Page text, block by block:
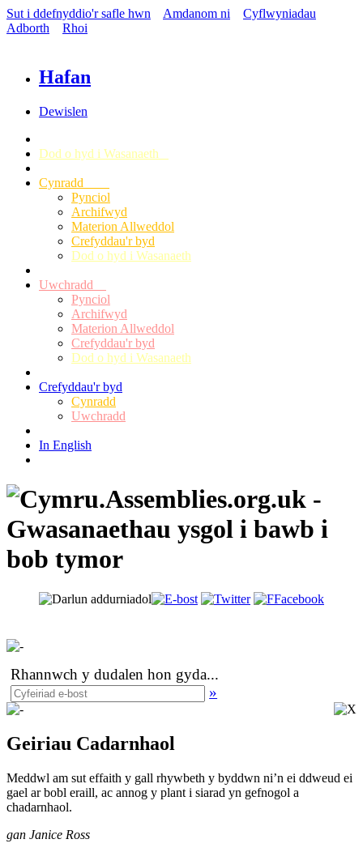
Sut i ddefnyddio'r safle hwn Amdanom ni
Cyflwyniadau
Adborth
Rhoi
Hafan
Dewislen
Dod o hyd i Wasanaeth
Cynradd
Pynciol
Archifwyd
Materion Allweddol
Crefyddau'r byd
Dod o hyd i Wasanaeth
Uwchradd
Pynciol
Archifwyd
Materion Allweddol
Crefyddau'r byd
Dod o hyd i Wasanaeth
Crefyddau'r byd
Cynradd
Uwchradd
In English
Rhannwch y dudalen hon gyda...
»
Geiriau Cadarnhaol
Meddwl am sut effaith y gall rhywbeth y byddwn ni’n ei ddweud ei
gael ar bobl eraill, ac annog y plant i siarad yn gefnogol a
chadarnhaol.
gan Janice Ross